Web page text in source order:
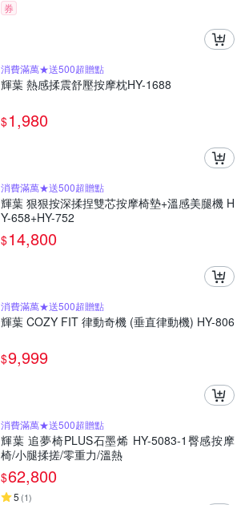
券
消費滿萬★送500超贈點
輝葉 熱感揉震舒壓按摩枕HY-1688
$1,980
消費滿萬★送500超贈點
輝葉 狠狠按深揉捏雙芯按摩椅墊+溫感美腿機 H
Y-658+HY-752
$14,800
消費滿萬★送500超贈點
輝葉 COZY FIT 律動奇機 (垂直律動機) HY-806
$9,999
消費滿萬★送500超贈點
輝葉 追夢椅PLUS石墨烯 HY-5083-1臀感按摩
椅/小腿揉搓/零重力/溫熱
$62,800
5 (1)